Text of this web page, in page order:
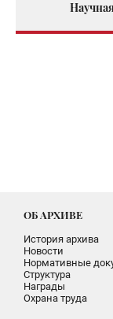
ОБ АРХИВЕ
История архива
Новости
Нормативные
Структура
Награды
Охрана труда